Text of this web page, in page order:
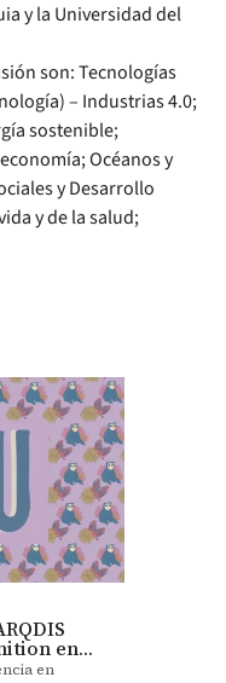
y la Universidad del
son: Tecnologías
– Industrias 4.0;
sostenible;
Océanos y
y Desarrollo
y de la salud;
en
en